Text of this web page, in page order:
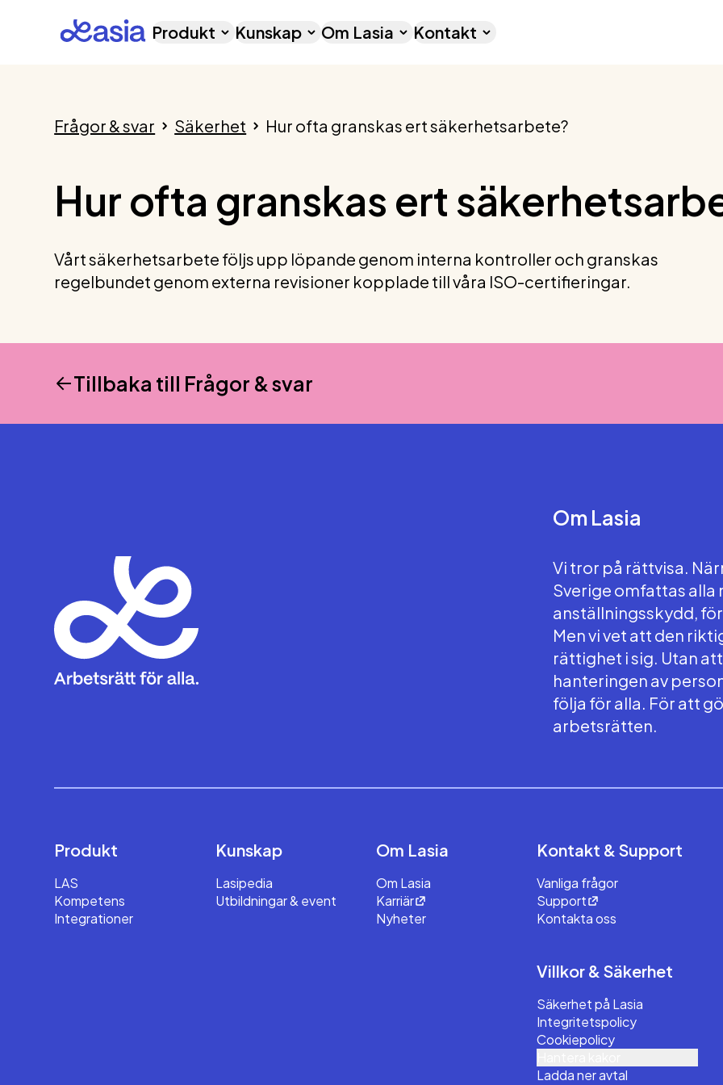
Produkt Kunskap Om Lasia Kontakt
Frågor & svar Säkerhet Hur ofta granskas ert säkerhetsarbete?
Hur ofta granskas ert
Vårt säkerhetsarbete följs upp löpande genom interna kontroller och granskas
regelbundet genom externa revisioner kopplade till våra ISO-certifieringar.
Tillbaka till Frågor & svar
Om Lasia
Vi tror på rättvisa.
Sverige omfattas alla
anställningsskydd,
Men vi vet att den
rättighet i sig. Utan
hanteringen av
följa för alla. För att
arbetsrätten.
Produkt
LAS
Kompetens
Integrationer
Kunskap
Lasipedia
Utbildningar & event
Om Lasia
Om Lasia
Karriär
Nyheter
Kontakt & Support
Vanliga frågor
Support
Kontakta oss
Villkor & Säkerhet
Säkerhet på Lasia
Integritetspolicy
Cookiepolicy
Ladda ner avtal